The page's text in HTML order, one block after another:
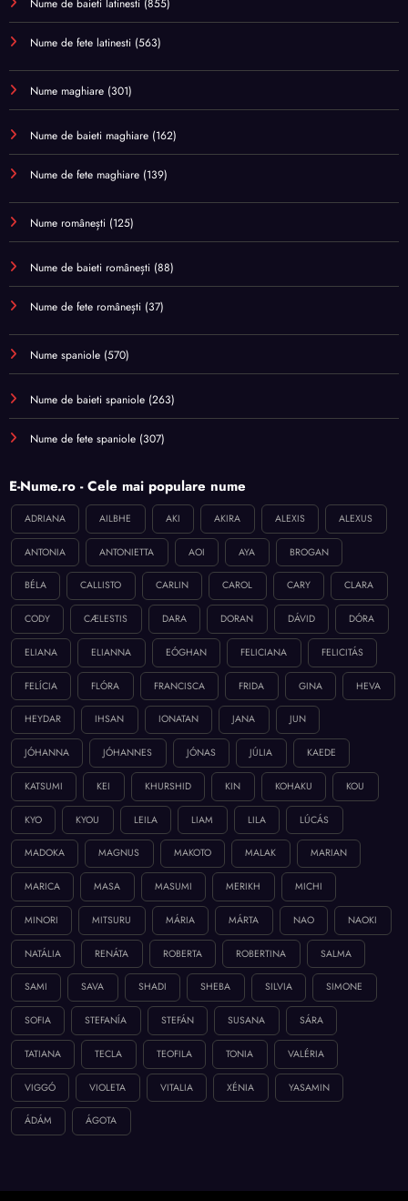
Nume de baieti latinesti (855)
Nume de fete latinesti (563)
Nume maghiare (301)
Nume de baieti maghiare (162)
Nume de fete maghiare (139)
Nume românești (125)
Nume de baieti românești (88)
Nume de fete românești (37)
Nume spaniole (570)
Nume de baieti spaniole (263)
Nume de fete spaniole (307)
E-Nume.ro - Cele mai populare nume
ADRIANA AILBHE AKI AKIRA ALEXIS ALEXUS
ANTONIA ANTONIETTA AOI AYA BROGAN
BÉLA CALLISTO CARLIN CAROL CARY CLARA
CODY CÆLESTIS DARA DORAN DÁVID DÓRA
ELIANA ELIANNA EÓGHAN FELICIANA FELICITÁS
FELÍCIA FLÓRA FRANCISCA FRIDA GINA HEVA
HEYDAR IHSAN IONATAN JANA JUN
JÓHANNA JÓHANNES JÓNAS JÚLIA KAEDE
KATSUMI KEI KHURSHID KIN KOHAKU KOU
KYO KYOU LEILA LIAM LILA LÚCÁS
MADOKA MAGNUS MAKOTO MALAK MARIAN
MARICA MASA MASUMI MERIKH MICHI
MINORI MITSURU MÁRIA MÁRTA NAO NAOKI
NATÁLIA RENÁTA ROBERTA ROBERTINA SALMA
SAMI SAVA SHADI SHEBA SILVIA SIMONE
SOFIA STEFANÍA STEFÁN SUSANA SÁRA
TATIANA TECLA TEOFILA TONIA VALÉRIA
VIGGÓ VIOLETA VITALIA XÉNIA YASAMIN
ÁDÁM ÁGOTA